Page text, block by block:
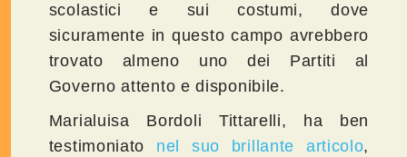
scolastici e sui costumi, dove
sicuramente in questo campo avrebbero
trovato almeno uno dei Partiti al
Governo attento e disponibile.
Marialuisa Bordoli Tittarelli, ha ben
testimoniato nel suo brillante articolo,